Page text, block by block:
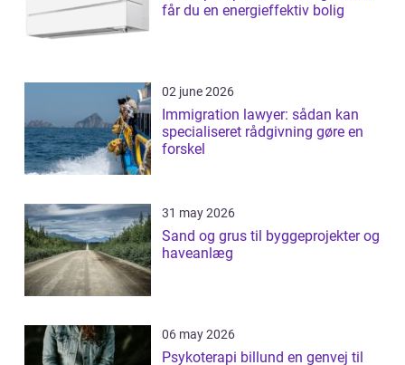
får du en energieffektiv bolig
02 june 2026
Immigration lawyer: sådan kan
specialiseret rådgivning gøre en
forskel
31 may 2026
Sand og grus til byggeprojekter og
haveanlæg
06 may 2026
Psykoterapi billund en genvej til